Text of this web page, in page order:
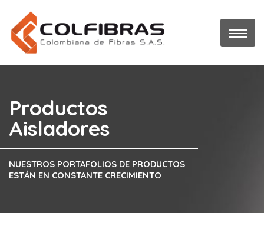
Productos
Aisladores
NUESTROS PORTAFOLIOS DE PRODUCTOS
ESTÁN EN CONSTANTE CRECIMIENTO